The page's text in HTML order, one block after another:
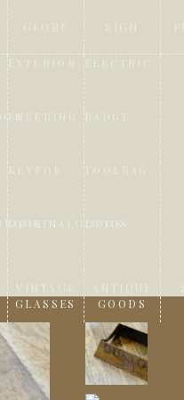
GLOBE SIGN
Exterior Electric
Steering Badge
KeyFob ToolBag
OriginalGoods
Lotus
VINTAGE
GLASSES
ANTIQUE
GOODS